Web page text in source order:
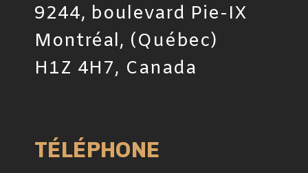
9244, boulevard Pie-IX
Montréal, (Québec)
H1Z 4H7, Canada
TÉLÉPHONE